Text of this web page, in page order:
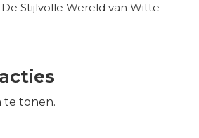
Stijlvolle Wereld van Witte
te tonen.